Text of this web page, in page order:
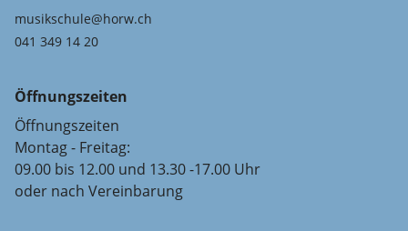
musikschule@horw.ch
041 349 14 20
Öffnungszeiten
Öffnungszeiten
Montag - Freitag:
09.00 bis 12.00 und 13.30 -17.00 Uhr
oder nach Vereinbarung